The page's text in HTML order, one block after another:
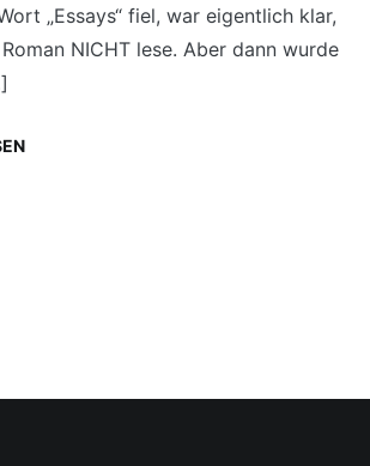
„Essays“ fiel, war eigentlich klar,
NICHT lese. Aber dann wurde